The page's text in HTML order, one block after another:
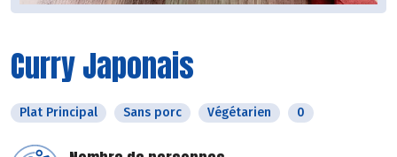
Curry Japonais
Plat Principal Sans porc Végétarien 0